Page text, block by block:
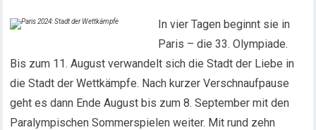
In vier Tagen beginnt sie in
Paris – die 33. Olympiade.
Bis zum 11. August verwandelt sich die Stadt der Liebe in
die Stadt der Wettkämpfe. Nach kurzer Verschnaufpause
geht es dann Ende August bis zum 8. September mit den
Paralympischen Sommerspielen weiter. Mit rund zehn